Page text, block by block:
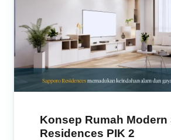
Konsep Rumah Modern
Residences PIK 2